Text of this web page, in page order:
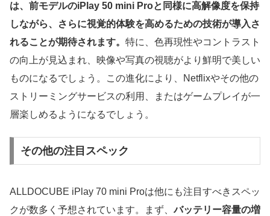
は、前モデルのiPlay 50 mini Proと同様に高解像度を保持
しながら、さらに視覚的体験を高めるための技術が導入さ
れることが期待されます。 特に、色再現性やコントラスト
の向上が見込まれ、映像や写真の視聴がより鮮明で美しい
ものになるでしょう。この進化により、Netflixやその他の
ストリーミングサービスの利用、またはゲームプレイが一
層楽しめるようになるでしょう。
その他の注目スペック
ALLDOCUBE iPlay 70 mini Proは他にも注目すべきスペッ
クが数多く予想されています。まず、バッテリー容量の増